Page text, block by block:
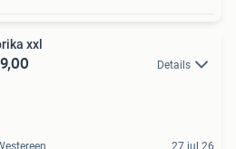
xxl
Details
27 jul 26